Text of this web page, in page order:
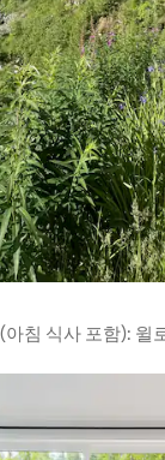
침 식사 포함): 윌